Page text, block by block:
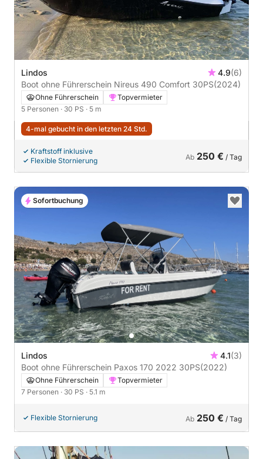
Lindos 4.9(6)
Boot ohne Führerschein Nireus 490 Comfort 30PS(2024)
Ohne Führerschein
Topvermieter
5 Personen · 30 PS · 5 m
4-mal gebucht in den letzten 24 Std.
Kraftstoff inklusive
Flexible Stornierung
Ab 250 € / Tag
Lindos 4.1(3)
Boot ohne Führerschein Paxos 170 2022 30PS(2022)
Ohne Führerschein
Topvermieter
7 Personen · 30 PS · 5.1 m
Flexible Stornierung Ab 250 € / Tag
Sofortbuchung